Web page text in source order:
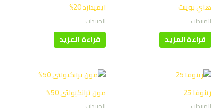
هاي بوينت
المبيدات
قراءة المزيد
ايميدازد 20%
المبيدات
قراءة المزيد
رينوفا 25
المبيدات
مون ترانكيولتى 50%
المبيدات